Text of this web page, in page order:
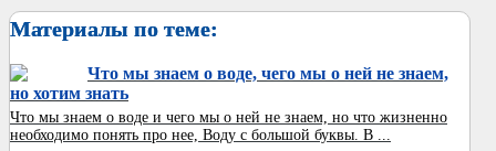
Материалы по теме:
Что мы знаем о воде, чего мы о ней не знаем,
но хотим знать
Что мы знаем о воде и чего мы о ней не знаем, но что жизненно
необходимо понять про нее, Воду с большой буквы. В ...